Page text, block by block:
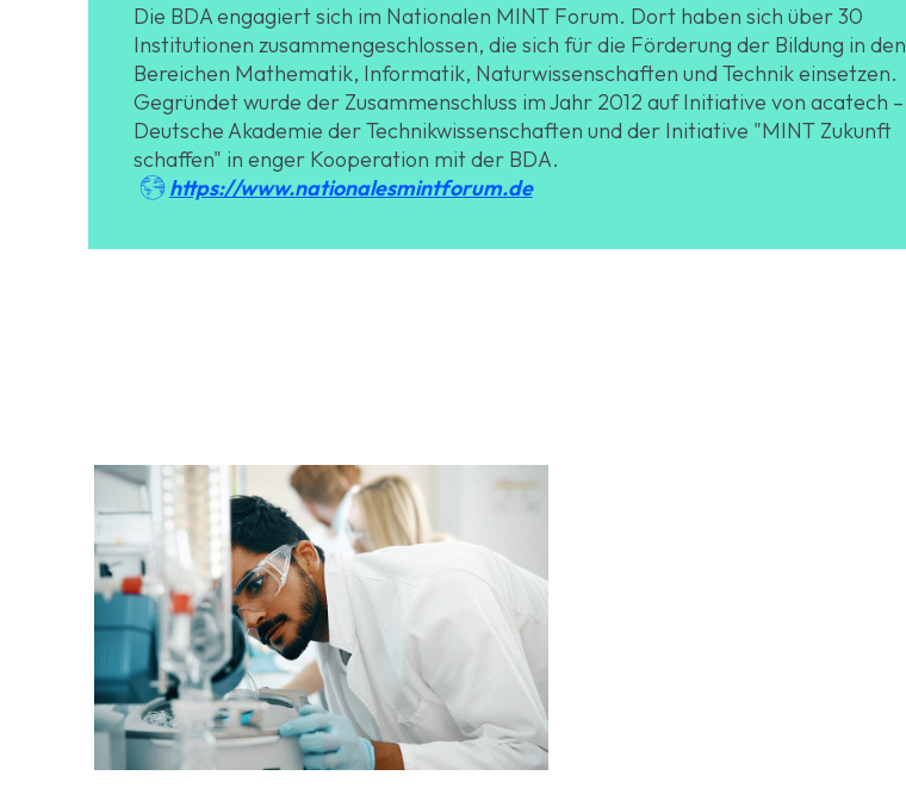
Die BDA engagiert sich im Nationalen MINT Forum. Dort haben sich über 30
Institutionen zusammengeschlossen, die sich für die Förderung der Bildung in den
Bereichen Mathematik, Informatik, Naturwissenschaften und Technik einsetzen.
Gegründet wurde der Zusammenschluss im Jahr 2012 auf Initiative von acatech –
Deutsche Akademie der Technikwissenschaften und der Initiative "MINT Zukunft
schaffen" in enger Kooperation mit der BDA.
https://www.nationalesmintforum.de